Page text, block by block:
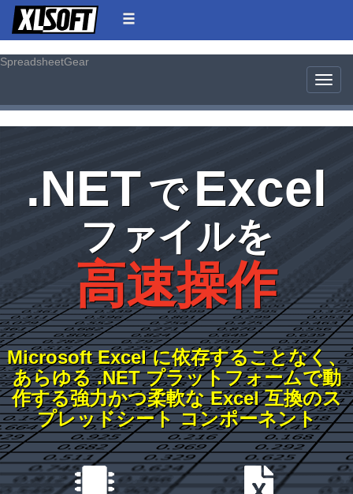
SpreadsheetGear
.NET で Excel
ファイルを
高速操作
Microsoft Excel に依存することなく、
あらゆる .NET プラットフォームで動
作する強力かつ柔軟な Excel 互換のス
プレッドシート コンポーネント